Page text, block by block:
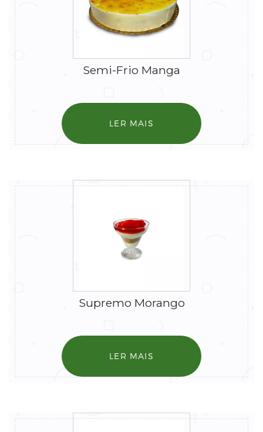
Semi-Frio Manga
LER MAIS
Supremo Morango
LER MAIS